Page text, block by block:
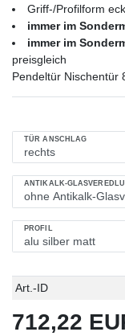
Griff-/Profilform
immer im
immer im
preisgleich
Pendeltür Nischentür
TÜR ANSCHLAG
ANTIKALK-
PROFIL
Technisches
Wert
Art.-ID
712,22